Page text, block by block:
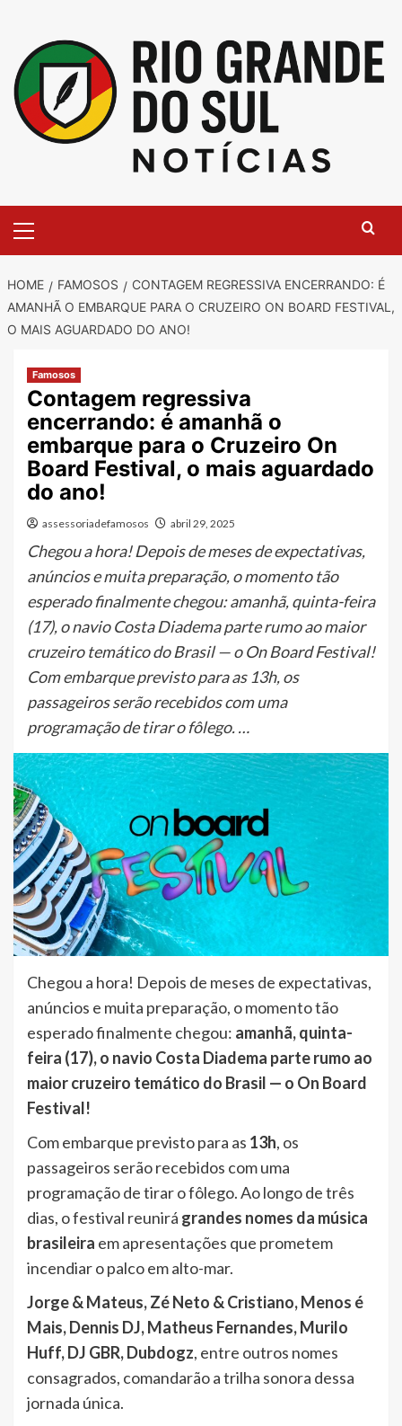
content
Menu
HOME FAMOSOS
CONTAGEM REGRESSIVA ENCERRANDO: É
AMANHÃ O EMBARQUE PARA O CRUZEIRO ON BOARD FESTIVAL,
O MAIS AGUARDADO DO ANO!
Famosos
Contagem regressiva
encerrando: é amanhã o
embarque para o Cruzeiro On
Board Festival, o mais aguardado
do ano!
assessoriadefamosos abril 29, 2025
Chegou a hora! Depois de meses de expectativas,
anúncios e muita preparação, o momento tão
esperado finalmente chegou: amanhã, quinta-feira
(17), o navio Costa Diadema parte rumo ao maior
cruzeiro temático do Brasil — o On Board Festival!
Com embarque previsto para as 13h, os
passageiros serão recebidos com uma
programação de tirar o fôlego. …
Chegou a hora! Depois de meses de expectativas,
anúncios e muita preparação, o momento tão
esperado finalmente chegou: amanhã, quinta-
feira (17), o navio Costa Diadema parte rumo ao
maior cruzeiro temático do Brasil — o On Board
Festival!
Com embarque previsto para as 13h, os
passageiros serão recebidos com uma
programação de tirar o fôlego. Ao longo de três
dias, o festival reunirá grandes nomes da música
brasileira em apresentações que prometem
incendiar o palco em alto-mar.
Jorge & Mateus, Zé Neto & Cristiano, Menos é
Mais, Dennis DJ, Matheus Fernandes, Murilo
Huff, DJ GBR, Dubdogz, entre outros nomes
consagrados, comandarão a trilha sonora dessa
jornada única.